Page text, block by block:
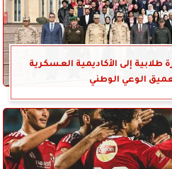
طلابية إلى الأكاديمية العسكرية
الوعي الوطني